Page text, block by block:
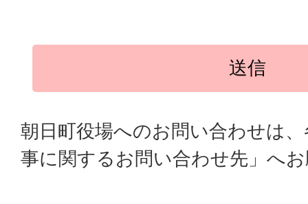
朝日町役場へのお問い合わせは
事に関するお問い合わせ先」へ